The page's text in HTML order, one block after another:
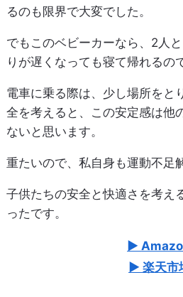
るのも限界で大変でした。
でもこのベビーカーなら、2人
りが遅くなっても寝て帰れるの
電車に乗る際は、少し場所をと
全を考えると、この安定感は他
ないと思います。
重たいので、私自身も運動不足
子供たちの安全と快適さを考え
ったです。
楽天市